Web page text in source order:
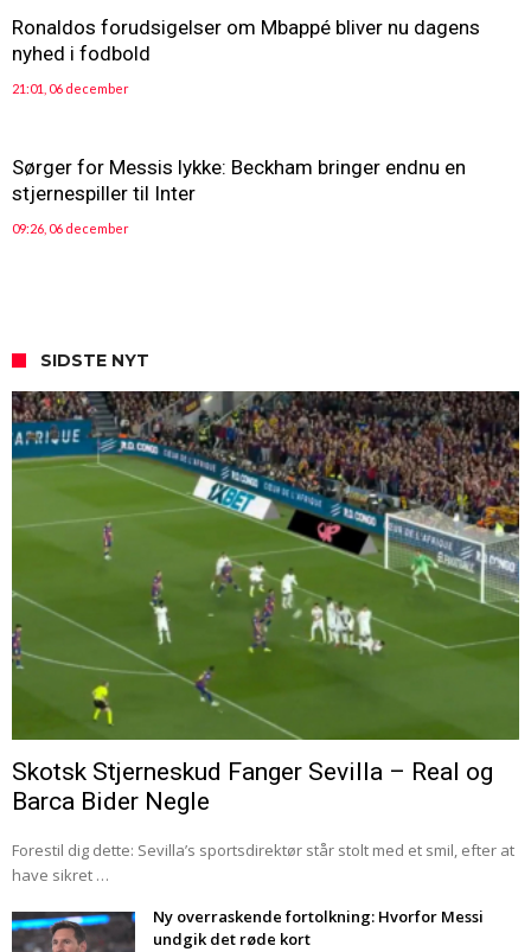
Ronaldos forudsigelser om Mbappé bliver nu dagens
nyhed i fodbold
21:01, 06 december
Sørger for Messis lykke: Beckham bringer endnu en
stjernespiller til Inter
09:26, 06 december
SIDSTE NYT
Skotsk Stjerneskud Fanger Sevilla – Real og
Barca Bider Negle
Forestil dig dette: Sevilla’s sportsdirektør står stolt med et smil, efter at
have sikret …
Ny overraskende fortolkning: Hvorfor Messi
undgik det røde kort